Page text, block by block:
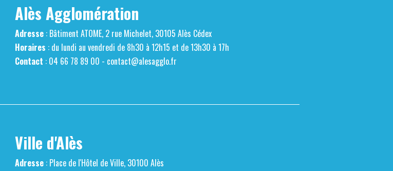
Alès Agglomération
Adresse: Bâtiment ATOME, 2 rue Michelet, 30105 Alès Cédex
Horaires : du lundi au vendredi de 8h30 à 12h15 et de 13h30 à 17h
Contact : 04 66 78 89 00 - contact@alesagglo.fr
Ville d'Alès
Adresse: Place de l'Hôtel de Ville, 30100 Alès